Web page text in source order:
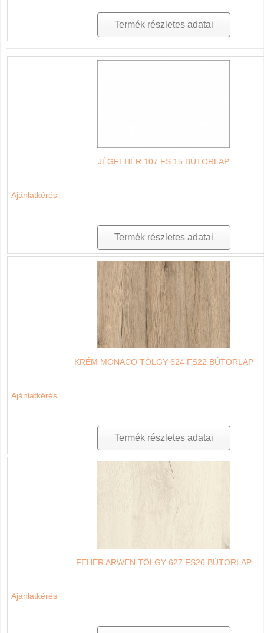
Termék részletes adatai
JÉGFEHÉR 107 FS 15 BÚTORLAP
Ajánlatkérés
Termék részletes adatai
KRÉM MONACO TÖLGY 624 FS22 BÚTORLAP
Ajánlatkérés
Termék részletes adatai
FEHÉR ARWEN TÖLGY 627 FS26 BÚTORLAP
Ajánlatkérés